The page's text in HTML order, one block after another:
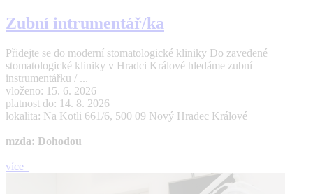
Zubní intrumentář/ka
Přidejte se do moderní stomatologické kliniky Do zavedené
stomatologické kliniky v Hradci Králové hledáme zubní
instrumentářku / ...
vloženo: 15. 6. 2026
platnost do: 14. 8. 2026
lokalita: Na Kotli 661/6, 500 09 Nový Hradec Králové
mzda: Dohodou
více